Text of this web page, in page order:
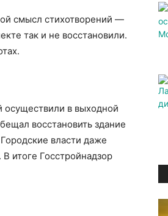
смысл стихотворений —
так и не восстановили.
осуществили в выходной
восстановить здание
власти даже
итоге Госстройнадзор